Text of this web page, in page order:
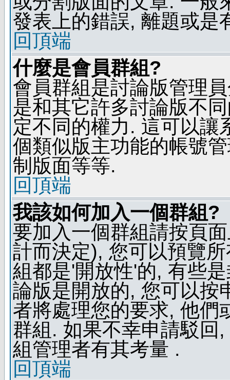
發表上的錯誤, 離題或是
回頂端
什麼是會員群組?
會員群組是討論版管理
是和其它許多討論版不
定不同的權力. 這可以讓
個類似版主功能的帳號
制版面等等.
回頂端
我該如何加入一個群組?
要加入一個群組請按頁
計而決定), 您可以預覽
組都是'開放性'的, 有些
論版是開放的, 您可以按
者將處理您的要求, 他們
群組. 如果不幸申請駁回
組管理者有其考量 .
回頂端